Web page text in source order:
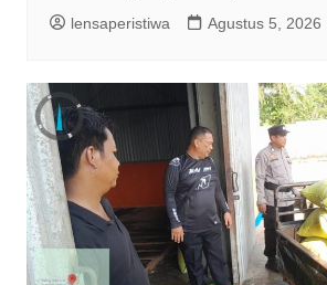
lensaperistiwa Agustus 5, 2026